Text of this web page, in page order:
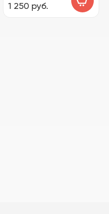
1 250 руб.